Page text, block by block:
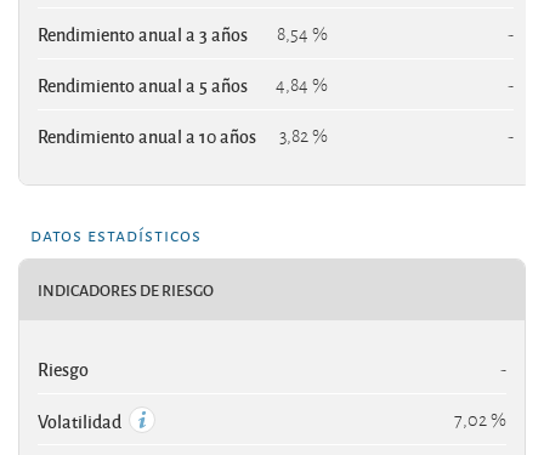
Rendimiento anual a 3 años 8,54 % -
Rendimiento anual a 5 años 4,84 % -
Rendimiento anual a 10 años 3,82 % -
datos estadísticos
INDICADORES DE RIESGO
Riesgo -
Volatilidad 7,02 %